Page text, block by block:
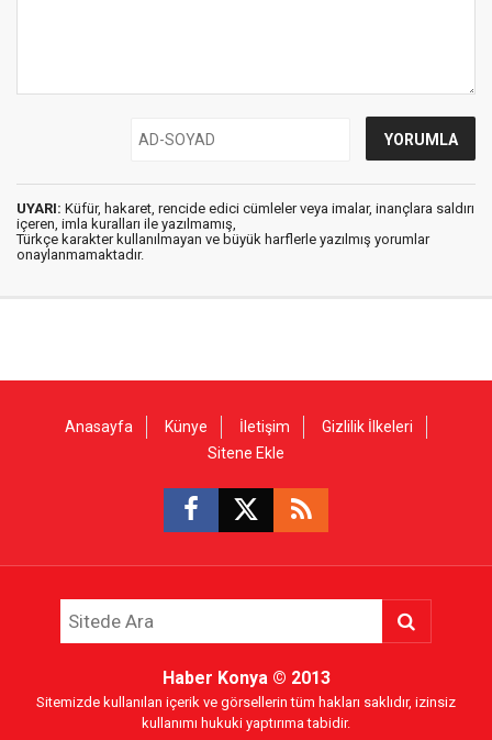
UYARI: Küfür, hakaret, rencide edici cümleler veya imalar, inançlara saldırı
içeren, imla kuralları ile yazılmamış,
Türkçe karakter kullanılmayan ve büyük harflerle yazılmış yorumlar
onaylanmamaktadır.
Anasayfa Künye İletişim
Gizlilik İlkeleri
Sitene Ekle
Haber Konya© 2013
Sitemizde kullanılan içerik ve görsellerin tüm hakları saklıdır, izinsiz
kullanımı hukuki yaptırıma tabidir.